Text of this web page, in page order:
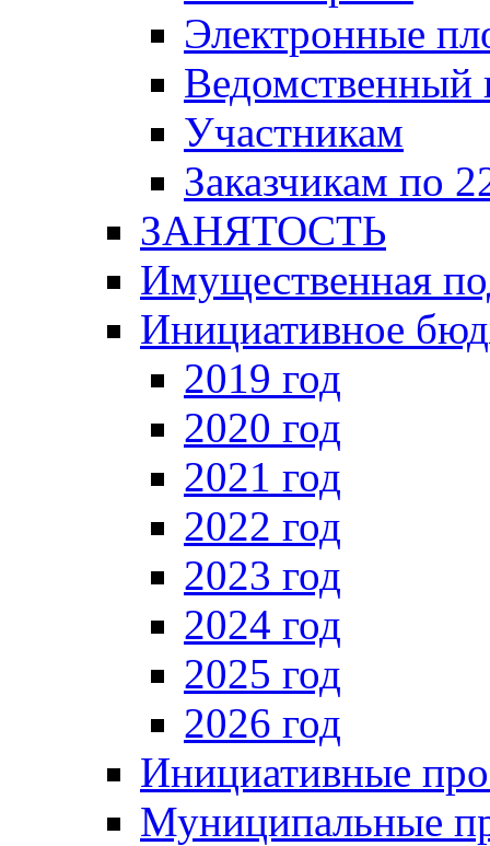
Электронные
Ведомственный
Участникам
Заказчикам по
ЗАНЯТОСТЬ
Имущественная
Инициативное
2019 год
2020 год
2021 год
2022 год
2023 год
2024 год
2025 год
2026 год
Инициативные
Муниципальные